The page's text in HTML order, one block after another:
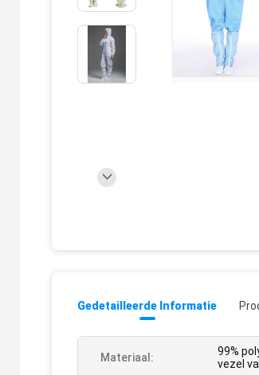
Gedetailleerde Informatie
Materiaal:
99%
vezel